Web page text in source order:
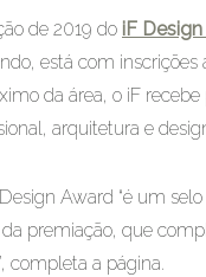
de 2019 do iF
está com inscrições
da área, o iF
arquitetura e
Award “é um
premiação, que
completa a página.